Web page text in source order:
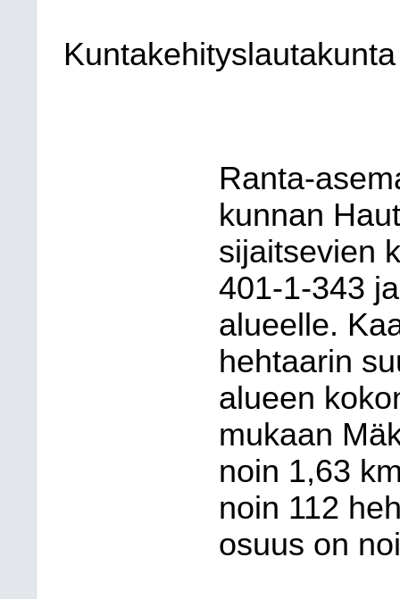
Ranta-
kunnan
sijaitsevien
401-1-343
alueelle.
hehtaarin
alueen
mukaan
noin 1,63
noin 112
osuus on